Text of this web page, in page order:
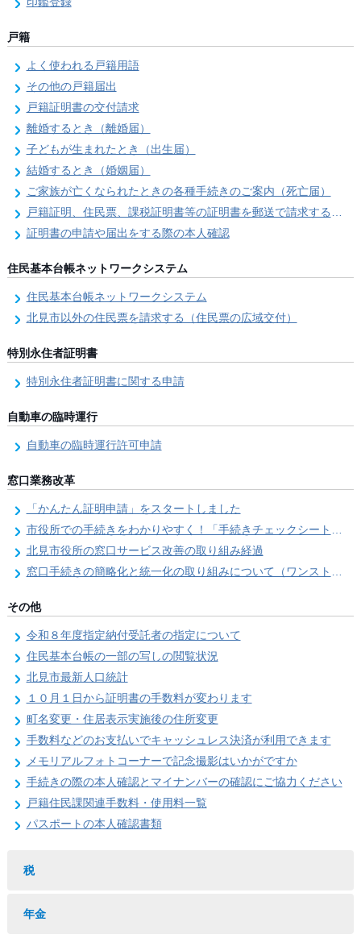
戸籍
よく使われる戸籍用語
その他の戸籍届出
戸籍証明書の交付請求
離婚するとき（離婚届）
子どもが生まれたとき（出生届）
結婚するとき（婚姻届）
ご家族が亡くなられたときの各種手続きのご案内（死亡届）
戸籍証明、住民票、課税証明書等の証明書を郵送で請求する際の本人確認
証明書の申請や届出をする際の本人確認
住民基本台帳ネットワークシステム
住民基本台帳ネットワークシステム
北見市以外の住民票を請求する（住民票の広域交付）
特別永住者証明書
特別永住者証明書に関する申請
自動車の臨時運行
自動車の臨時運行許可申請
窓口業務改革
「かんたん証明申請」をスタートしました
市役所での手続きをわかりやすく！「手続きチェックシート」を導入しました
北見市役所の窓口サービス改善の取り組み経過
窓口手続きの簡略化と統一化の取り組みについて（ワンストップサービス推進事業）
その他
令和８年度指定納付受託者の指定について
住民基本台帳の一部の写しの閲覧状況
北見市最新人口統計
１０月１日から証明書の手数料が変わります
町名変更・住居表示実施後の住所変更
手数料などのお支払いでキャッシュレス決済が利用できます
メモリアルフォトコーナーで記念撮影はいかがですか
手続きの際の本人確認とマイナンバーの確認にご協力ください
戸籍住民課関連手数料・使用料一覧
パスポートの本人確認書類
税
年金